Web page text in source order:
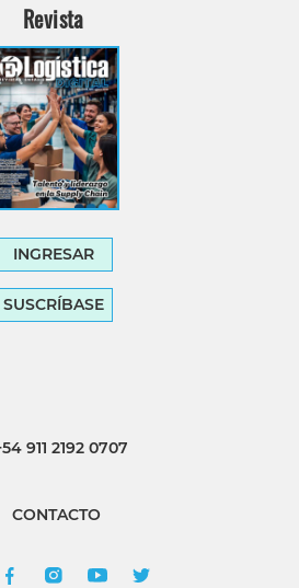
Revista
INGRESAR
SUSCRÍBASE
911 2192 0707
CONTACTO